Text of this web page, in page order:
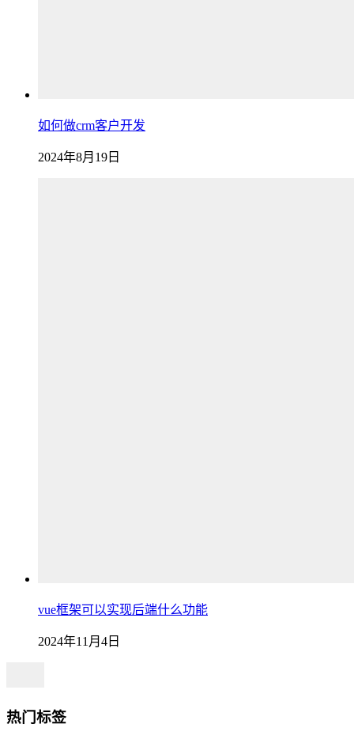
如何做crm客户开发
2024年8月19日
vue框架可以实现后端什么功能
2024年11月4日
热门标签